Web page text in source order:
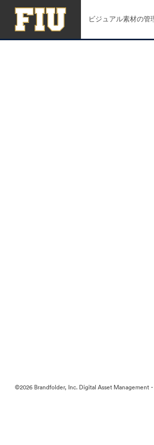
ビジュアル素材の管
©2026 Brandfolder, Inc. Digital Asset Management ·